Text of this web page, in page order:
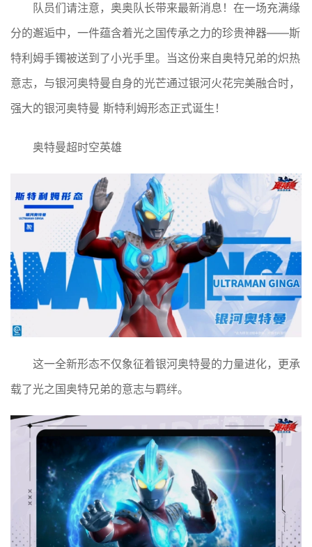
队员们请注意，奥奥队长带来最新消息！在一场充满缘
分的邂逅中，一件蕴含着光之国传承之力的珍贵神器——斯
特利姆手镯被送到了小光手里。当这份来自奥特兄弟的炽热
意志，与银河奥特曼自身的光芒通过银河火花完美融合时，
强大的银河奥特曼 斯特利姆形态正式诞生！
奥特曼超时空英雄
这一全新形态不仅象征着银河奥特曼的力量进化，更承
载了光之国奥特兄弟的意志与羁绊。